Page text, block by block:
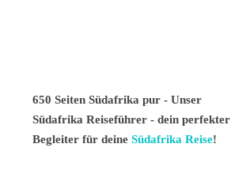
650 Seiten Südafrika pur - Unser
Südafrika Reiseführer - dein perfekter
Begleiter für deine Südafrika Reise!